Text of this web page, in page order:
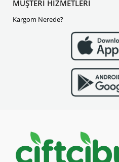
MÜŞTERİ HİZMETLERİ
Kargom Nerede?